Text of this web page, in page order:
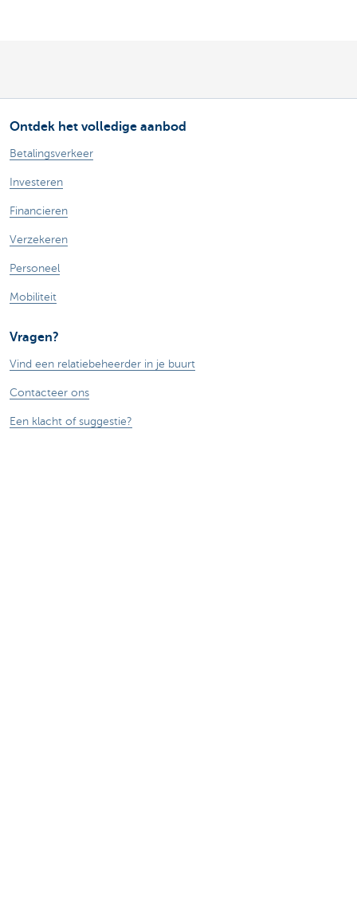
Ontdek het volledige aanbod
Betalingsverkeer
Investeren
Financieren
Verzekeren
Personeel
Mobiliteit
Vragen?
Vind een relatiebeheerder in je buurt
Contacteer ons
Een klacht of suggestie?